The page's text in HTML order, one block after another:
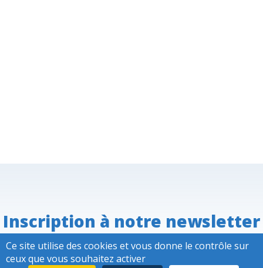
Inscription à notre newsletter
Ce site utilise des cookies et vous donne le contrôle sur
ceux que vous souhaitez activer